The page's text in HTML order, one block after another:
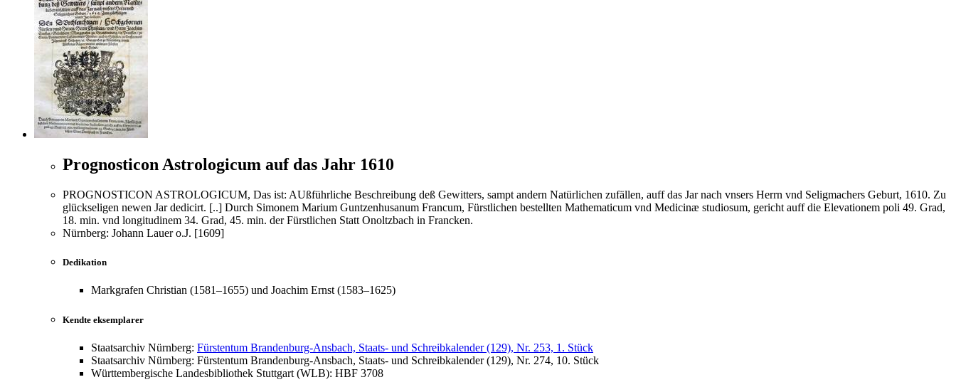
Prognosticon Astrologicum auf das Jahr 1610
PROGNOSTICON ASTROLOGICUM, Das ist: AUßführliche Beschreibung deß Gewitters, sampt andern Natürlichen zufällen, auff das Jar nach vnsers Herrn vnd Seligmachers Geburt, 1610. Zu
glückseligen newen Jar dedicirt. [..] Durch Simonem Marium Guntzenhusanum Francum, Fürstlichen bestellten Mathematicum vnd Medicinæ studiosum, gericht auff die Elevationem poli 49. Grad,
18. min. vnd longitudinem 34. Grad, 45. min. der Fürstlichen Statt Onoltzbach in Francken.
Nürnberg: Johann Lauer o.J. [1609]
Dedikation
Markgrafen Christian (1581–1655) und Joachim Ernst (1583–1625)
Kendte eksemplarer
Staatsarchiv Nürnberg: Fürstentum Brandenburg-Ansbach, Staats- und Schreibkalender (129), Nr. 253, 1. Stück
Staatsarchiv Nürnberg: Fürstentum Brandenburg-Ansbach, Staats- und Schreibkalender (129), Nr. 274, 10. Stück
Württembergische Landesbibliothek Stuttgart (WLB): HBF 3708